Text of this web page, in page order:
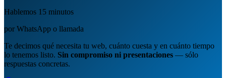
Hablemos 15 minutos
por WhatsApp o llamada
Te decimos qué necesita tu web, cuánto cuesta y en cuánto tiempo
lo tenemos listo. Sin compromiso ni presentaciones — sólo
respuestas concretas.